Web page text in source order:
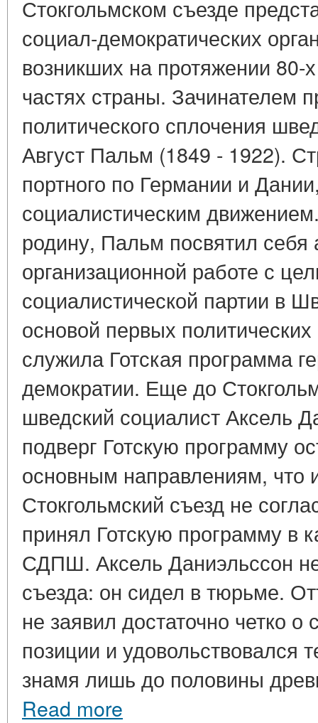
Стокгольмском съезде
социал-демократических
возникших на протяжении 80-
частях страны. Зачинателем
политического сплочения
Август Пальм (1849 - 1922).
портного по Германии и
социалистическим
родину, Пальм посвятил себя
организационной работе с
социалистической партии в
основой первых
служила Готская программа
демократии. Еще до
шведский социалист Аксель
подверг Готскую программу
основным направлениям, что
Стокгольмский съезд не
принял Готскую программу в
СДПШ. Аксель Даниэльссон
съезда: он сидел в тюрьме.
не заявил достаточно четко
позиции и удовольствовался
знамя лишь до половины
Read more